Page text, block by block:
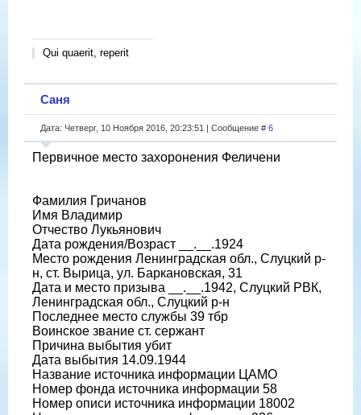
Qui quaerit, reperit
Саня
Дата: Четверг, 10 Ноября 2016, 20:23:51 | Сообщение # 6
Первичное место захоронения Феличени
Фамилия Гричанов
Имя Владимир
Отчество Лукьянович
Дата рождения/Возраст __.__.1924
Место рождения Ленинградская обл., Слуцкий р-
н, ст. Вырица, ул. Баркановская, 31
Дата и место призыва __.__.1942, Слуцкий РВК,
Ленинградская обл., Слуцкий р-н
Последнее место службы 39 тбр
Воинское звание ст. сержант
Причина выбытия убит
Дата выбытия 14.09.1944
Название источника информации ЦАМО
Номер фонда источника информации 58
Номер описи источника информации 18002